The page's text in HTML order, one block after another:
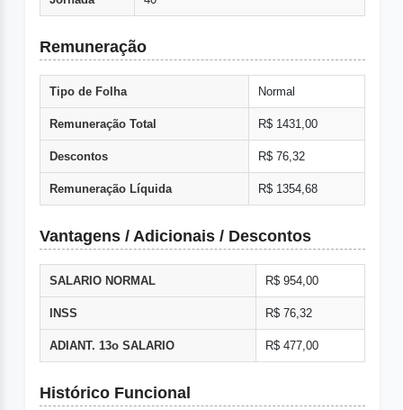
Remuneração
Tipo de Folha Normal
Remuneração Total R$ 1431,00
Descontos R$ 76,32
Remuneração Líquida R$ 1354,68
Vantagens / Adicionais / Descontos
SALARIO NORMAL R$ 954,00
INSS R$ 76,32
ADIANT. 13o SALARIO R$ 477,00
Histórico Funcional